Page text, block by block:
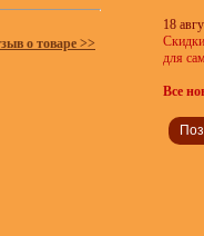
о товаре >>
18
для
Все